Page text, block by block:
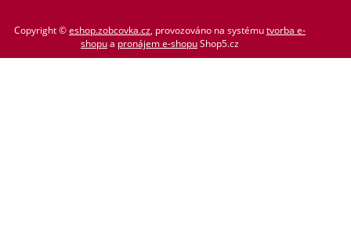
Copyright ©eshop.zobcovka.cz, provozováno na systémutvorba e-
shopua pronájem e-shopuShop5.cz